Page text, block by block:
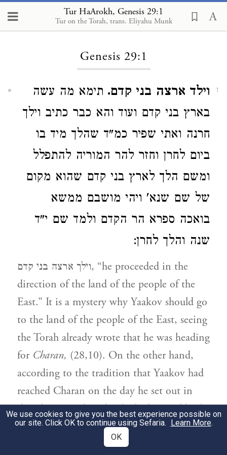
Tur HaArokh, Genesis 29:1
Tur on the Torah, trans. Eliyahu Munk
Loading...
Genesis 29:1
1 וילד ארצה בני קדם. תימא מה עשה
בארץ בני קדם ועוד והא כבר כתיב וילך
חרנה ואתי שפיר כמ"ד שהלך מיד בו
ביום לחרן וחזר להר המוריה להתפלל
ומשם הלך לארץ בני קדם שהוא מקום
של שם שנא' ויהי מושבם ממשא
בואכה ספרא הר הקדם ולמד שם י"ד
שנה והלך לחרן:
וילך ארצה בני קדם, “he proceeded in the
direction of the land of the people of the
East.” It is a mystery why Yaakov should go
to the land of the people of the East, seeing
the Torah already wrote that he was heading
for Charan, (28,10). On the other hand,
according to the tradition that Yaakov had
reached Charan on the day he set out in
that direction, but that he had turned back
to pray at Moriah, not having been aware
at the time that he had inadvertently gone
We use cookies to give you the best experience possible on
our site. Click OK to continue using Sefaria. Learn More.
OK